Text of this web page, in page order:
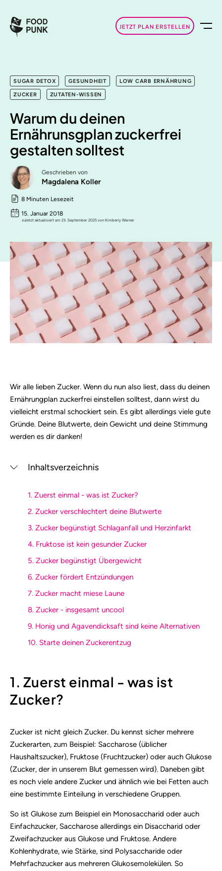
JETZT PLAN ERSTELLEN
SUGAR DETOX GESUNDHEIT LOW CARB ERNÄHRUNG
ZUCKER ZUTATEN-WISSEN
Warum du deinen
Ernährunsgplan zuckerfrei
gestalten solltest
Geschrieben von
Magdalena Koller
8 Minuten Lesezeit
15. Januar 2018
zuletzt aktualisiert am 23. September 2025 von Kimberly Werner
Wir alle lieben Zucker. Wenn du nun also liest, dass du deinen
Ernährungplan zuckerfrei einstellen solltest, dann wirst du
vielleicht erstmal schockiert sein. Es gibt allerdings viele gute
Gründe. Deine Blutwerte, dein Gewicht und deine Stimmung
werden es dir danken!
Inhaltsverzeichnis
1. Zuerst einmal - was ist Zucker?
2. Zucker verschlechtert deine Blutwerte
3. Zucker begünstigt Schlaganfall und Herzinfarkt
4. Fruktose ist kein gesunder Zucker
5. Zucker begünstigt Übergewicht
6. Zucker fördert Entzündungen
7. Zucker macht miese Laune
8. Zucker - insgesamt uncool
9. Honig und Agavendicksaft sind keine Alternativen
10. Starte deinen Zuckerentzug
1. Zuerst einmal - was ist
Zucker?
Zucker ist nicht gleich Zucker. Du kennst sicher mehrere
Zuckerarten, zum Beispiel: Saccharose (üblicher
Haushaltszucker), Fruktose (Fruchtzucker) oder auch Glukose
(Zucker, der in unserem Blut gemessen wird). Daneben gibt
es noch viele andere Zucker und ähnlich wie bei Fetten auch
eine bestimmte Einteilung in verschiedene Gruppen.
So ist Glukose zum Beispiel ein Monosaccharid oder auch
Einfachzucker, Saccharose allerdings ein Disaccharid oder
Zweifachzucker aus Glukose und Fruktose. Andere
Kohlenhydrate, wie Stärke, sind Polysaccharide oder
Mehrfachzucker aus mehreren Glukosemolekülen. So